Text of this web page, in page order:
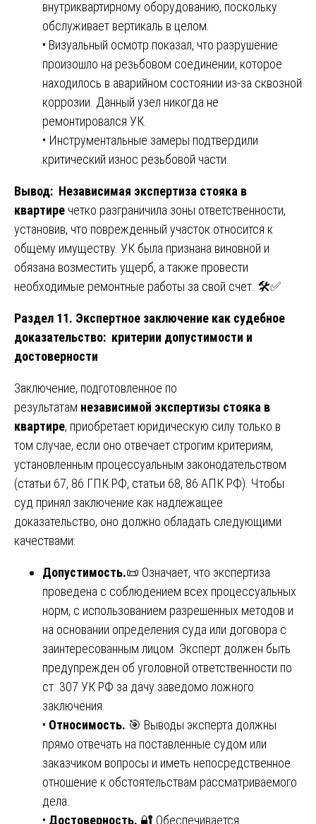
внутриквартирному оборудованию, поскольку
обслуживает вертикаль в целом.
• Визуальный осмотр показал, что разрушение
произошло на резьбовом соединении, которое
находилось в аварийном состоянии из-за сквозной
коррозии. Данный узел никогда не
ремонтировался УК.
• Инструментальные замеры подтвердили
критический износ резьбовой части.
Вывод: Независимая экспертиза стояка в
квартире четко разграничила зоны ответственности,
установив, что поврежденный участок относится к
общему имуществу. УК была признана виновной и
обязана возместить ущерб, а также провести
необходимые ремонтные работы за свой счет. 🛠️✅
Раздел 11. Экспертное заключение как судебное
доказательство: критерии допустимости и
достоверности
Заключение, подготовленное по
результатам независимой экспертизы стояка в
квартире, приобретает юридическую силу только в
том случае, если оно отвечает строгим критериям,
установленным процессуальным законодательством
(статьи 67, 86 ГПК РФ, статьи 68, 86 АПК РФ). Чтобы
суд принял заключение как надлежащее
доказательство, оно должно обладать следующими
качествами:
Допустимость.📜 Означает, что экспертиза
проведена с соблюдением всех процессуальных
норм, с использованием разрешенных методов и
на основании определения суда или договора с
заинтересованным лицом. Эксперт должен быть
предупрежден об уголовной ответственности по
ст. 307 УК РФ за дачу заведомо ложного
заключения.
• Относимость. 🎯 Выводы эксперта должны
прямо отвечать на поставленные судом или
заказчиком вопросы и иметь непосредственное
отношение к обстоятельствам рассматриваемого
дела.
• Достоверность. 🔐 Обеспечивается